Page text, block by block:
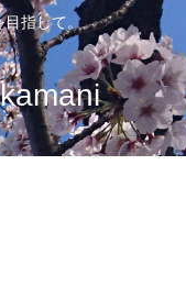
目指して。